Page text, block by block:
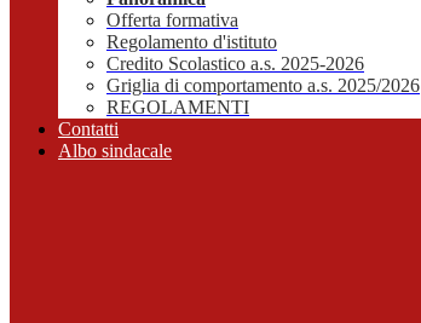
Offerta formativa
Regolamento d'istituto
Credito Scolastico a.s. 2025-2026
Griglia di comportamento a.s. 2025/2026
REGOLAMENTI
Contatti
Albo sindacale